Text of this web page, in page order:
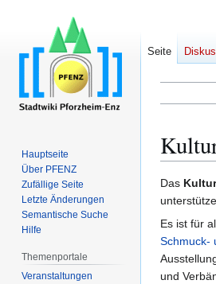
Zur
Navigation
springen
Zur
Suche
springen
Das
Es ist für
Schmuck-
und
Seite
Hauptseite
Über PFENZ
Zufällige Seite
Letzte Änderungen
Semantische Suche
Hilfe
Themenportale
Veranstaltungen